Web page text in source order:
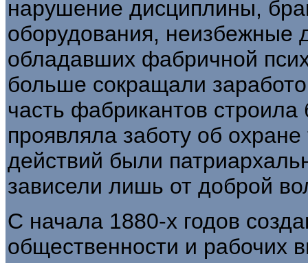
нарушение дисциплины,
оборудования, неизбежные
обладавших фабричной
больше сокращали
часть фабрикантов
проявляла заботу об
действий были
зависели лишь от доброй
С начала 1880-х годов
общественности и рабочих